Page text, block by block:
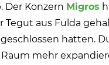
Der Konzern Migros
Tegut aus Fulda
hatten.
mehr